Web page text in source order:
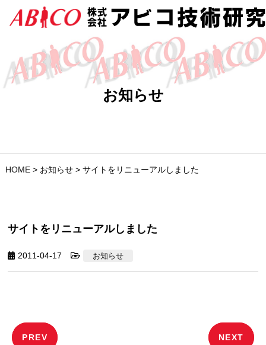
お知らせ
HOME> お知らせ> サイトをリニューアルしました
サイトをリニューアルしました
2011-04-17 お知らせ
PREV NEXT